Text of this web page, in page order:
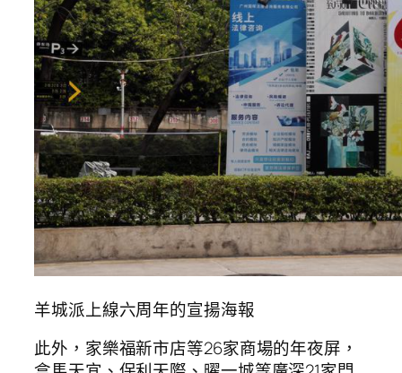
羊城派上線六周年的宣揚海報
此外，家樂福新市店等26家商場的年夜屏，